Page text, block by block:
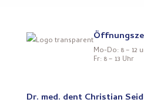
Mo-Do: 8 – 12
Fr: 8 – 13 Uhr
Dr. med. dent Christian